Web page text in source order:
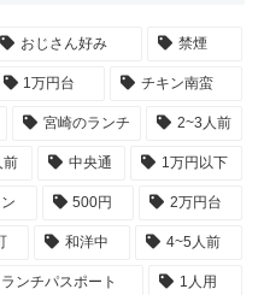
おじさん好み 禁煙
1万円台 チキン南蛮
宮崎のランチ 2~3人前
前 中央通 1万円以下
500円 2万円台
和洋中 4~5人前
ランチパスポート 1人用